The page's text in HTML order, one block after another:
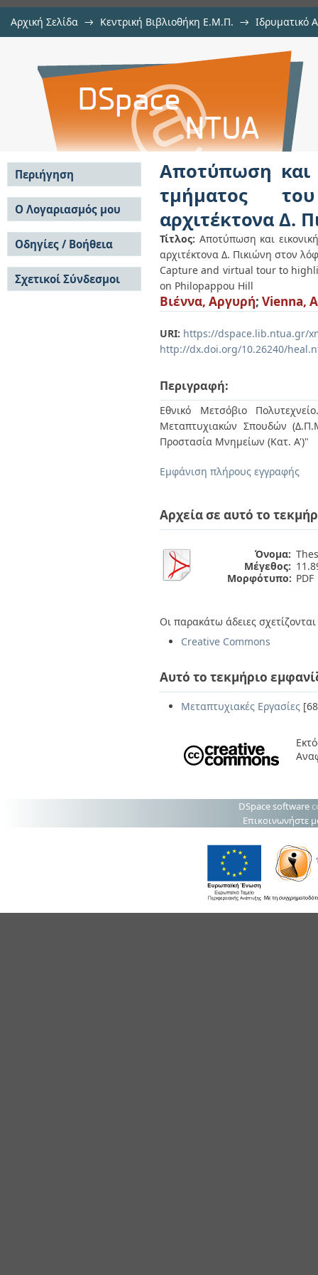
Αρχική Σελίδα → Κεντρική Βιβλιοθήκη Ε.Μ.Π. → Ιδρυματικό
Αποτύπωση και εικονική
λιθόστρωτου μονοπατιού του
Φιλοπάππου
Αποτύπωση και
τμήματος
αρχιτέκτονα Δ.
Τίτλος: Αποτύπωση και
αρχιτέκτονα Δ. Πικιώνη στον
Capture and virtual tour to
on Philopappou Hill
Βιέννα, Αργυρή; Vienna,
URI: https://dspace.lib.ntua.gr/
http://dx.doi.org/10.26240/
Περιγραφή:
Εθνικό Μετσόβιο
Μεταπτυχιακών Σπουδών
Προστασία Μνημείων (Κατ. Α')"
Εμφάνιση πλήρους εγγραφής
Αρχεία σε αυτό το
Όνομα:
Μέγεθος:
Μορφότυπο: PDF
Οι παρακάτω άδειες
Creative Commons
Αυτό το τεκμήριο
Μεταπτυχιακές Εργασίες
Περιήγηση
Σε όλο το DSpace
Κοινότητες & Συλλογές
Ανά Ημερομηνία
Έκδοσης
Συγγραφείς
Τίτλοι
Θέματα
Ο Λογαριασμός μου
Σύνδεση
Εγγραφή
Οδηγίες / Βοήθεια
Οδηγίες Υποβολής
Οδηγίες Χρήσης ΙΑ
Συχνές Ερωτήσεις
Σχετικοί Σύνδεσμοι
DSpace software
Επικοινωνήστε